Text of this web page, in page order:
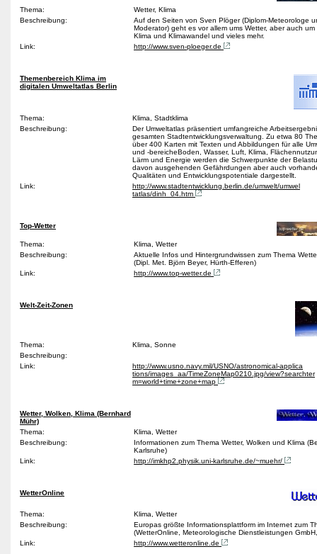
Thema:
Wetter, Klima
Beschreibung:
Auf den Seiten von Sven Plöger (Diplom-Meteorologe
Moderator) geht es vor allem ums Wetter, aber auch
Klima und Klimawandel und vieles mehr.
Link:
http://www.sven-ploeger.de
Themenbereich Klima im
digitalen Umweltatlas Berlin
Thema:
Klima, Stadtklima
Beschreibung:
Der Umweltatlas präsentiert umfangreiche
gesamten Stadtentwicklungsverwaltung. Zu etwa 80
über 400 Karten mit Texten und Abbildungen für alle
und -bereicheBoden, Wasser, Luft, Klima,
Lärm und Energie werden die Schwerpunkte der
davon ausgehenden Gefährdungen aber auch
Qualitäten und Entwicklungspotentiale dargestellt.
Link:
http://www.stadtentwicklung.berlin.de/umwelt/umwel
tatlas/dinh_04.htm
Top-Wetter
Thema:
Klima, Wetter
Beschreibung:
Aktuelle Infos und Hintergrundwissen zum Thema
(Dipl. Met. Björn Beyer, Hürth-Efferen)
Link:
http://www.top-wetter.de
Welt-Zeit-Zonen
Thema:
Klima, Sonne
Beschreibung:
Link:
http://www.usno.navy.mil/USNO/astronomical-applica
tions/images_aa/TimeZoneMap0210.jpg/view?searchter
m=world+time+zone+map
Wetter, Wolken, Klima (Bernhard
Mühr)
Thema:
Klima, Wetter
Beschreibung:
Informationen zum Thema Wetter, Wolken und Klima
Karlsruhe)
Link:
http://imkhp2.physik.uni-karlsruhe.de/~muehr/
WetterOnline
Thema:
Klima, Wetter
Beschreibung:
Europas größte Informationsplattform im Internet zum
(WetterOnline, Meteorologische Dienstleistungen
Link:
http://www.wetteronline.de